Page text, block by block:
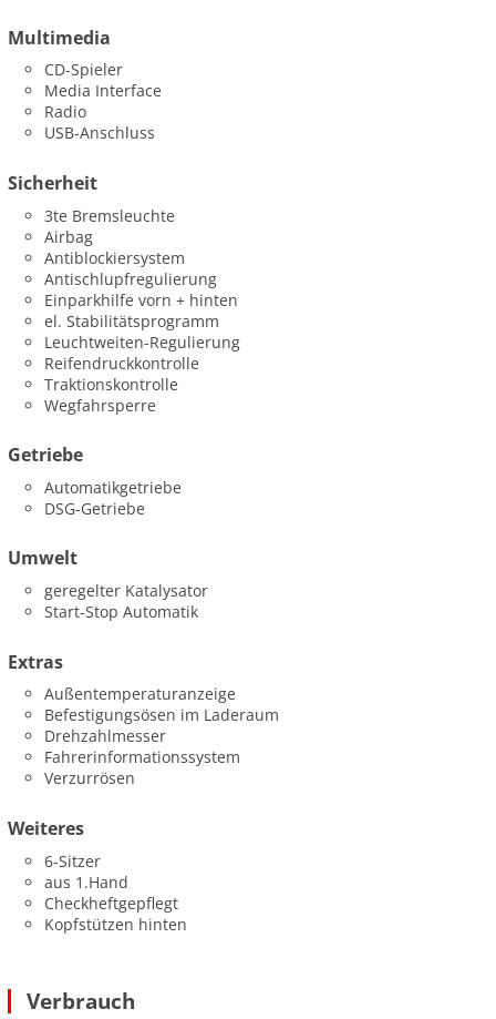
Multimedia
CD-Spieler
Media Interface
Radio
USB-Anschluss
Sicherheit
3te Bremsleuchte
Airbag
Antiblockiersystem
Antischlupfregulierung
Einparkhilfe vorn + hinten
el. Stabilitätsprogramm
Leuchtweiten-Regulierung
Reifendruckkontrolle
Traktionskontrolle
Wegfahrsperre
Getriebe
Automatikgetriebe
DSG-Getriebe
Umwelt
geregelter Katalysator
Start-Stop Automatik
Extras
Außentemperaturanzeige
Befestigungsösen im Laderaum
Drehzahlmesser
Fahrerinformationssystem
Verzurrösen
Weiteres
6-Sitzer
aus 1.Hand
Checkheftgepflegt
Kopfstützen hinten
Verbrauch